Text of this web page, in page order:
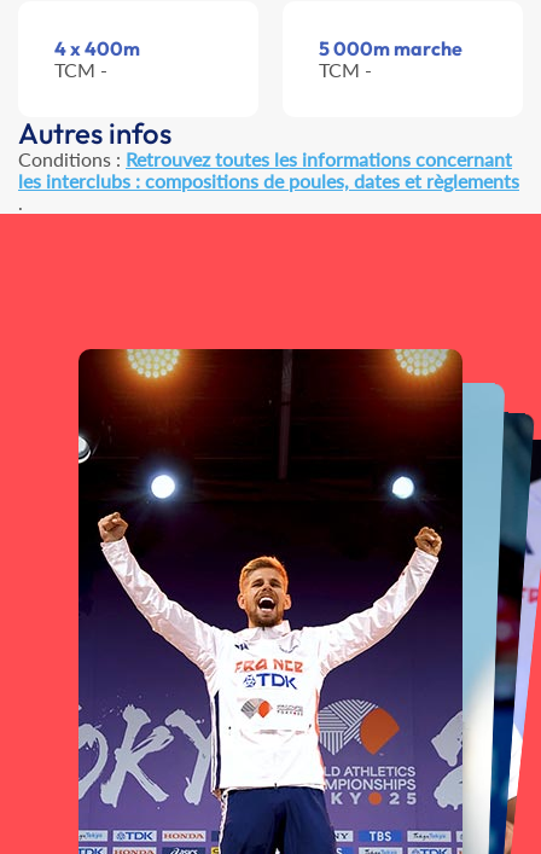
4 x 400m
TCM -
5 000m marche
TCM -
Autres infos
Conditions : Retrouvez toutes les informations concernant
les interclubs : compositions de poules, dates et règlements
.